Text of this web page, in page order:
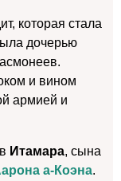
которая стала
дочерью
и вином
армией и
Итамара, сына
а-Коэна.